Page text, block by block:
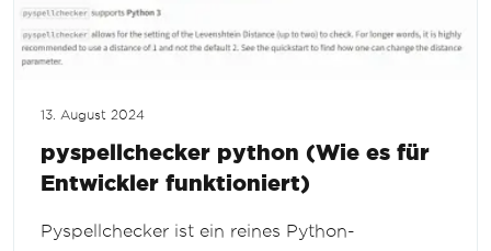
13. August 2024
pyspellchecker python (Wie es für
Entwickler funktioniert)
Pyspellchecker ist ein reines Python-